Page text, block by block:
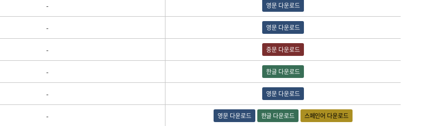
- 영문 다운로드
- 영문 다운로드
- 중문 다운로드
- 한글 다운로드
- 영문 다운로드
- 영문 다운로드 한글 다운로드 스페인어 다운로드